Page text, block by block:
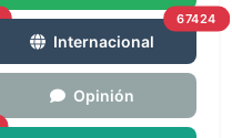
Internacional
67424
Opinión